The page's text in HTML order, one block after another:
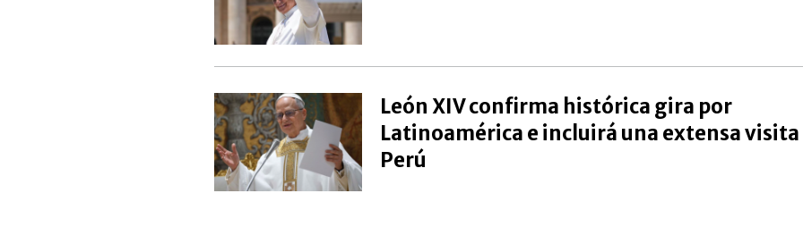
León XIV confirma histórica gira por
Latinoamérica e incluirá una extensa visita
Perú